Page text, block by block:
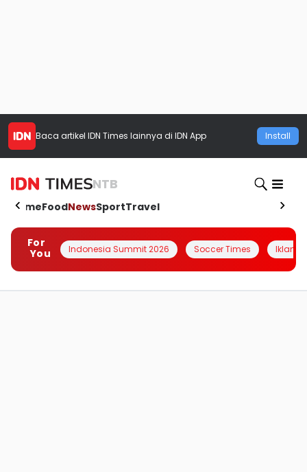
Baca artikel IDN Times lainnya di IDN App Install
NTB
HomeFoodNewsSportTravel
For
You
Indonesia Summit 2026 Soccer Times Iklanin